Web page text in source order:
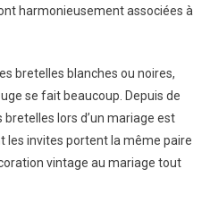
harmonieusement associées à
bretelles blanches ou noires,
se fait beaucoup. Depuis de
lors d’un mariage est
les invites portent la même paire
vintage au mariage tout